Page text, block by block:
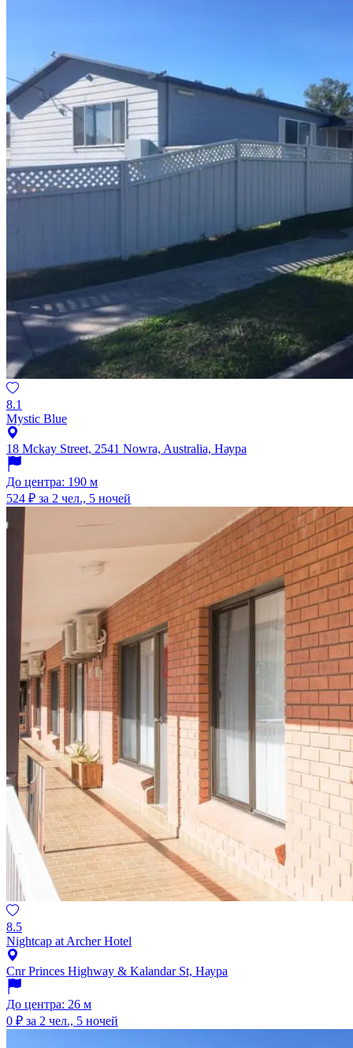
8.1
Mystic Blue
18 Mckay Street, 2541 Nowra, Australia, Наура
До центра: 190 м
524 ₽ за 2 чел., 5 ночей
8.5
Nightcap at Archer Hotel
Cnr Princes Highway & Kalandar St, Наура
До центра: 26 м
0 ₽ за 2 чел., 5 ночей